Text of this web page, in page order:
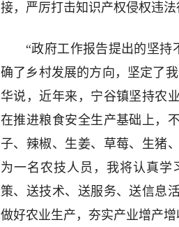
接，严厉打击知识产权侵权违
“政府工作报告提出的坚持
确了乡村发展的方向，坚定了
华说，近年来，宁谷镇坚持农
在推进粮食安全生产基础上，
子、辣椒、生姜、草莓、生猪
为一名农技人员，我将认真
策、送技术、送服务、送信息
做好农业生产，夯实产业增产增